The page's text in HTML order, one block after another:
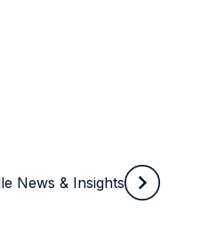
News & Insights